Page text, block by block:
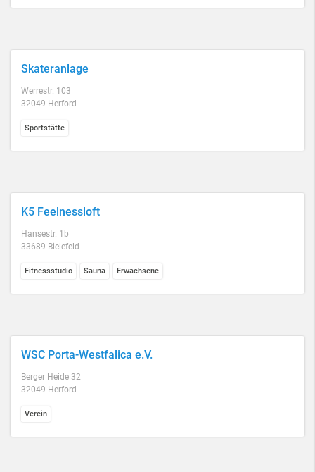
Skateranlage
Werrestr. 103
32049 Herford
Sportstätte
K5 Feelnessloft
Hansestr. 1b
33689 Bielefeld
Fitnessstudio Sauna Erwachsene
WSC Porta-Westfalica e.V.
Berger Heide 32
32049 Herford
Verein